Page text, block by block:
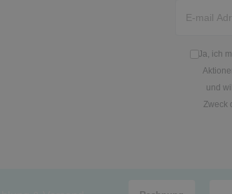
Honig
Ja, ich
und
Zweck